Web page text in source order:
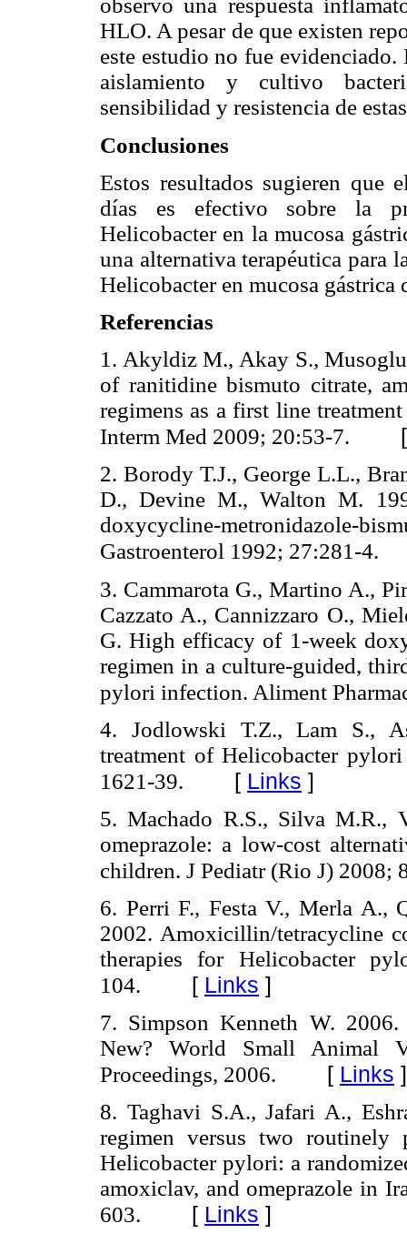
observo una respuesta
HLO. A pesar de que existen
este estudio no fue evidenciado.
aislamiento y cultivo
sensibilidad y resistencia de
Conclusiones
Estos resultados sugieren que
días es efectivo sobre la
Helicobacter en la mucosa
una alternativa terapéutica para
Helicobacter en mucosa gástrica
Referencias
1. Akyldiz M., Akay S.,
of ranitidine bismuto citrate,
regimens as a first line
Interm Med 2009; 20:53-7.
2. Borody T.J., George L.L.,
D., Devine M., Walton M.
doxycycline-metronidazole-
Gastroenterol 1992; 27:281-4.
3. Cammarota G., Martino A.,
Cazzato A., Cannizzaro O.,
G. High efficacy of 1-week
regimen in a culture-guided,
pylori infection. Aliment
4. Jodlowski T.Z., Lam S.,
treatment of Helicobacter
1621-39. [ Links ]
5. Machado R.S., Silva M.R.,
omeprazole: a low-cost
children. J Pediatr (Rio J) 2008;
6. Perri F., Festa V., Merla A.,
2002. Amoxicillin/tetracycline
therapies for Helicobacter
104. [ Links ]
7. Simpson Kenneth W.
New? World Small Animal
Proceedings, 2006. [ Links ]
8. Taghavi S.A., Jafari A.,
regimen versus two routinely
Helicobacter pylori: a
amoxiclav, and omeprazole in
603. [ Links ]